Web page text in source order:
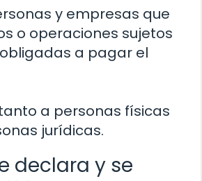
y empresas que
o operaciones sujetos
a pagar el
a personas físicas
jurídicas.
declara y se